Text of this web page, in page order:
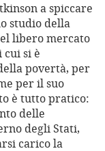
a spiccare
studio della
libero mercato
cui si è
povertà, per
per il suo
è tutto pratico:
delle
degli Stati,
carico la